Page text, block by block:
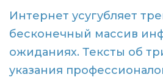
Интернет усугубляет
бесконечный массив
ожиданиях. Тексты об
указания